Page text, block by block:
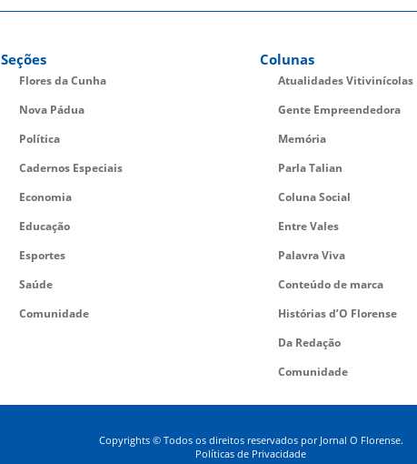
Seções
Flores da Cunha
Nova Pádua
Política
Cadernos Especiais
Economia
Educação
Esportes
Saúde
Comunidade
Colunas
Atualidades Vitivinícolas
Gente Empreendedora
Memória
Parla Talian
Coluna Social
Entre Vales
Palavra Viva
Conteúdo de marca
Histórias d’O Florense
Da Redação
Comunidade
Copyrights © Todos os direitos reservados por Jornal O Florense.
Políticas de Privacidade